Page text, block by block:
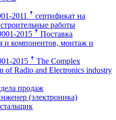
2011 ꜛ сертификат на
работы
2015 ꜛ Поставка
и компонентов, монтаж и
2015 ꜛ The Complex
of Radio and Electronics industry
продаж
(электроника)